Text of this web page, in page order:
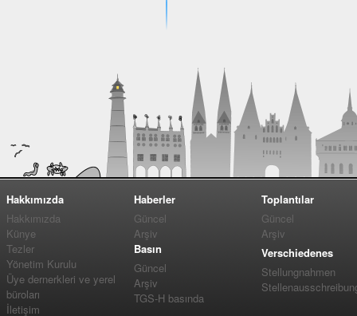
Hakkımızda
Hakkımızda
Künye
Tezler
Yönetim Kurulu
Üye dernerkleri ve yerel
büroları
İletişim
Haberler
Güncel
Arşiv
Basın
Güncel
Arşiv
TGS-H basında
Toplantılar
Güncel
Arşiv
Verschiedenes
Stellungnahmen